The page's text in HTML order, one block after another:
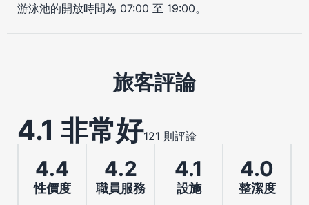
游泳池的開放時間為 07:00 至 19:00。
旅客評論
4.1 非常好121 則評論
4.4
性價度
4.2
職員服務
4.1
設施
4.0
整潔度